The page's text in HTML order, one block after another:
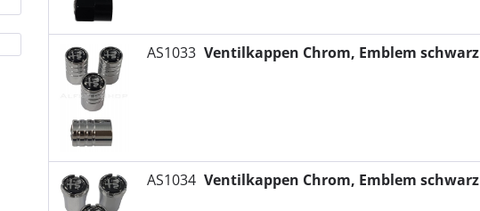
AS1033 Ventilkappen Chrom, Emblem schwarz
AS1034 Ventilkappen Chrom, Emblem schwarz